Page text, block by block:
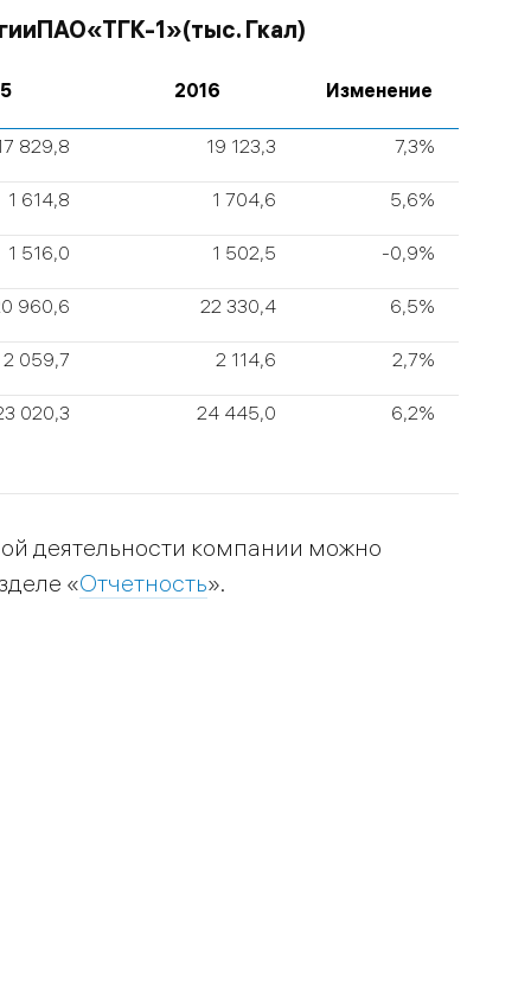
ПАО«ТГК-1»(тыс. Гкал)
2016 Изменение
829,8 19 123,3 7,3%
1 614,8 1 704,6 5,6%
1 516,0 1 502,5 -0,9%
960,6 22 330,4 6,5%
2 059,7 2 114,6 2,7%
020,3 24 445,0 6,2%
деятельности компании можно
«Отчетность».